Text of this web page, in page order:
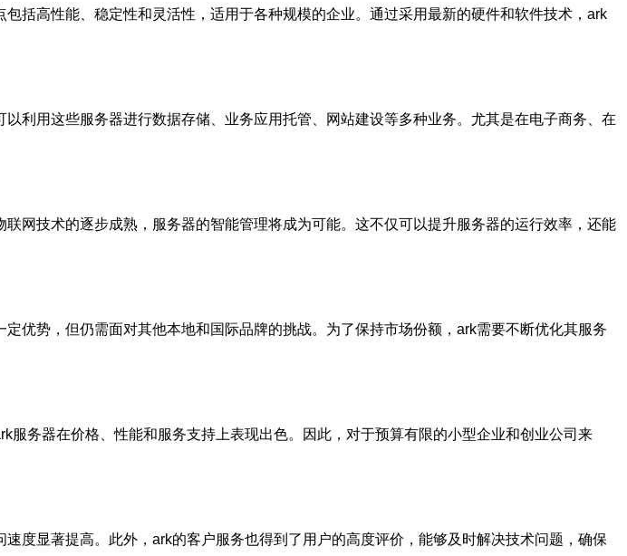
括高性能、稳定性和灵活性，适用于各种规模的企业。通过采用最新的硬件和软件技术，ark
以利用这些服务器进行数据存储、业务应用托管、网站建设等多种业务。尤其是在电子商务、在
网技术的逐步成熟，服务器的智能管理将成为可能。这不仅可以提升服务器的运行效率，还能
优势，但仍需面对其他本地和国际品牌的挑战。为了保持市场份额，ark需要不断优化其服务
服务器在价格、性能和服务支持上表现出色。因此，对于预算有限的小型企业和创业公司来
速度显著提高。此外，ark的客户服务也得到了用户的高度评价，能够及时解决技术问题，确保